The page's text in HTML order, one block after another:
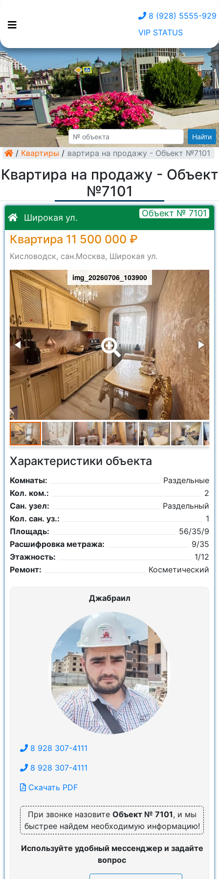
8 (928) 5555-929
VIP STATUS
Найти
/ Квартиры /Квартира на продажу - Объект №7101
Квартира на продажу - Объект
№7101
Широкая ул. Объект № 7101
Квартира 11 500 000 ₽
Кисловодск, сан.Москва, Широкая ул.
img_20260706_103900
Характеристики объекта
Комнаты:
Раздельные
Кол. ком.:
2
Сан. узел:
Раздельный
Кол. сан. уз.:
1
Площадь:
56/35/9
Расшифровка метража:
9/35
Этажность:
1/12
Ремонт:
Косметический
Джабраил
8 928 307-4111
8 928 307-4111
Скачать PDF
При звонке назовите Объект № 7101, и мы
быстрее найдем необходимую информацию!
Используйте удобный мессенджер и задайте
вопрос